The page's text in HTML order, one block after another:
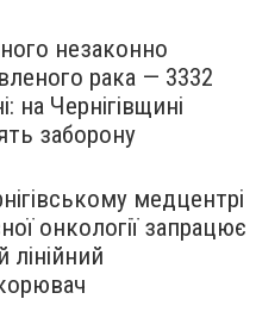
незаконно
рака — 3332
на Чернігівщині
заборону
медцентрі
онкології запрацює
лінійний